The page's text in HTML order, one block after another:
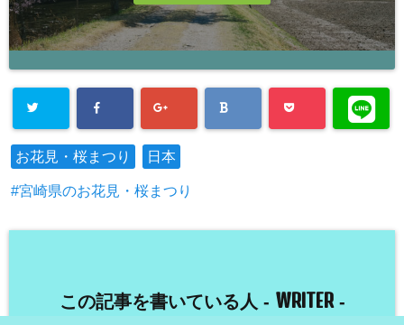
お花見・桜まつり 日本
宮崎県のお花見・桜まつり
この記事を書いている人 - WRITER-